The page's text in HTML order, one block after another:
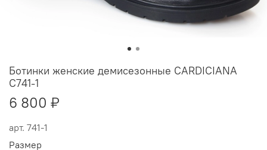
арт. 741-1
Ботинки женские демисезонные CARDICIANA
С741-1
6 800 ₽
Размер